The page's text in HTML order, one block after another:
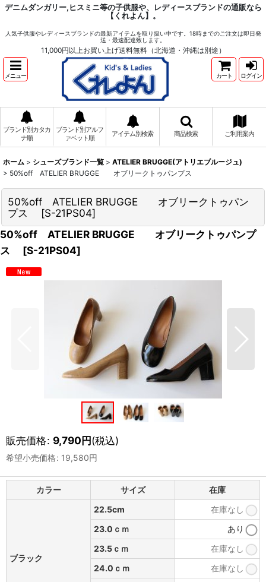
デニムダンガリー,ヒスミニ等の子供服や、レディースブランドの通販なら
【くれよん】。
人気子供服やレディースブランドの最新アイテムを取り扱い中です。18時までのご注文は即日発
送・最速配達致します。
11,000円以上お買い上げ送料無料（北海道・沖縄は別途）
メニュー カート ログイン
ブランド別カタカ
ナ順
ブランド別アルフ
ァベット順
アイテム別検索 商品検索 ご利用案内
ホーム > シューズブランド一覧 > ATELIER BRUGGE(アトリエブルージュ)
> 50%off ATELIER BRUGGE オブリークトゥパンプス
50%off ATELIER BRUGGE オブリークトゥパン
プス
[S-21PS04]
50%off ATELIER BRUGGE オブリークトゥパンプ
ス
[S-21PS04]
販売価格: 9,790円(税込)
希望小売価格: 19,580円
カラー サイズ 在庫
ブラック
22.5cm
在庫なし
23.0ｃｍ
あり
23.5ｃｍ
在庫なし
24.0ｃｍ
在庫なし